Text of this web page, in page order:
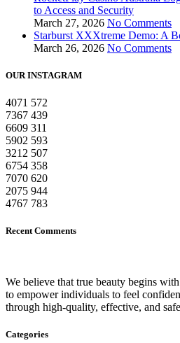
to Access and Security
March 27, 2026 No Comments
Starburst XXXtreme Demo: A
March 26, 2026 No Comments
OUR INSTAGRAM
4071 572
7367 439
6609 311
5902 593
3212 507
6754 358
7070 620
2075 944
4767 783
Recent Comments
We believe that true beauty begins
to empower individuals to feel
through high-quality, effective, and
Categories